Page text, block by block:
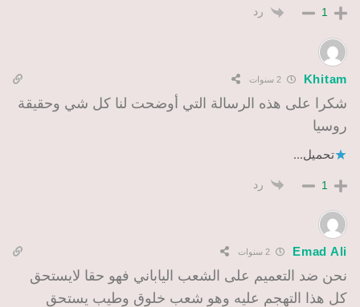
1 رد
Khitam 2 سنوات
شكرا على هذه الرسالة التي أوضحت لنا كل شي وحقيقة
روسيا
تحميل...
1 رد
Emad Ali
نحن ضد التعميم على الشعب الياباني فهو حقا لايستحق
كل هذا التهجم عليه وهو شعب خلوق وطيب يستحق